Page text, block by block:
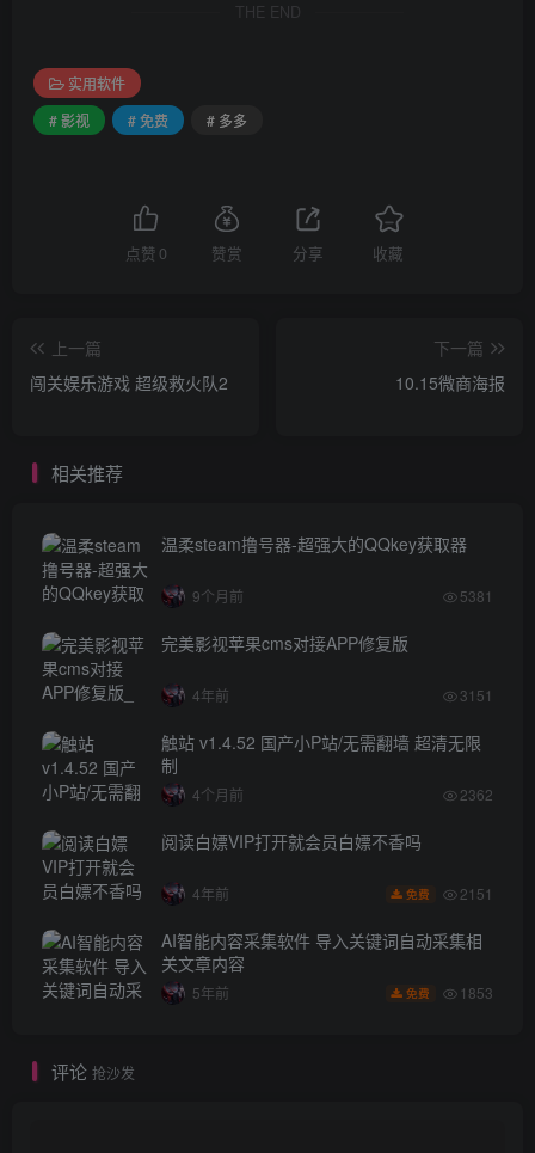
THE END
实用软件
# 影视
# 免费 # 多多
点赞 0 赞赏 分享 收藏
上一篇
闯关娱乐游戏 超级救火队2
下一篇
10.15微商海报
相关推荐
温柔steam撸号器-超强大的QQkey获取器
9个月前 5381
完美影视苹果cms对接APP修复版
4年前 3151
触站 v1.4.52 国产小P站/无需翻墙 超清无限
制
4个月前 2362
阅读白嫖VIP打开就会员白嫖不香吗
4年前 免费 2151
AI智能内容采集软件 导入关键词自动采集相
关文章内容
5年前 免费 1853
评论 抢沙发